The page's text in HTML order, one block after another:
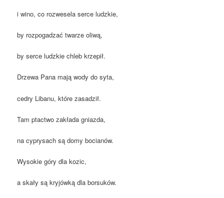
i wino, co rozwesela serce ludzkie,
by rozpogadzać twarze oliwą,
by serce ludzkie chleb krzepił.
Drzewa Pana mają wody do syta,
cedry Libanu, które zasadził.
Tam ptactwo zakłada gniazda,
na cyprysach są domy bocianów.
Wysokie góry dla kozic,
a skały są kryjówką dla borsuków.